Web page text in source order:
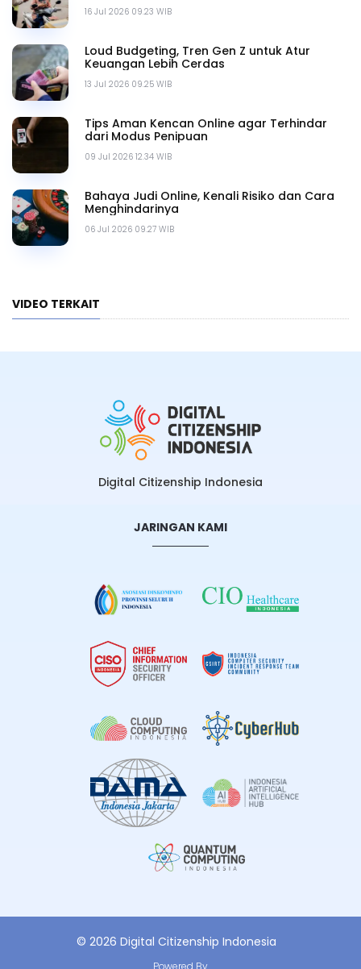
16 Jul 2026 09.23 WIB
13 Jul 2026 09.25 WIB
Loud Budgeting, Tren Gen Z untuk Atur
Keuangan Lebih Cerdas
09 Jul 2026 12.34 WIB
Tips Aman Kencan Online agar Terhindar
dari Modus Penipuan
06 Jul 2026 09.27 WIB
Bahaya Judi Online, Kenali Risiko dan Cara
Menghindarinya
VIDEO TERKAIT
Digital Citizenship Indonesia
JARINGAN KAMI
© 2026 Digital Citizenship Indonesia